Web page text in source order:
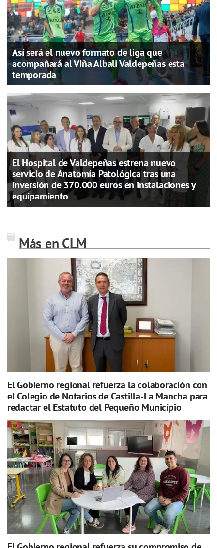
Así será el nuevo formato de liga que
acompañará al Viña Albali Valdepeñas esta
temporada
El Hospital de Valdepeñas estrena nuevo
servicio de Anatomía Patológica tras una
inversión de 370.000 euros en instalaciones y
equipamiento
Más en CLM
El Gobierno regional refuerza la colaboración con
el Colegio de Notarios de Castilla-La Mancha para
redactar el Estatuto del Pequeño Municipio